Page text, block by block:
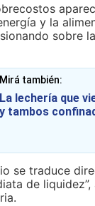
y la
sobre
Mirá también:
La lechería que
y tambos
se traduce
de